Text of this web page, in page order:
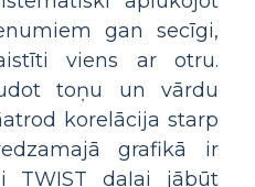
gan secīgi,
viens ar otru.
toņu un vārdu
korelācija starp
grafikā ir
TWIST daļai jābūt